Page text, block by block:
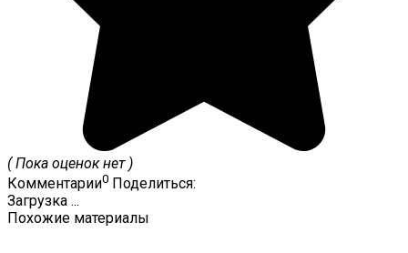
( Пока оценок нет )
Комментарии0 Поделиться:
Загрузка ...
Похожие материалы